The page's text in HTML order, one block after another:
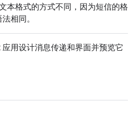
本格式的方式不同，因为短信的格
相同。
用设计消息传递和界面并预览它